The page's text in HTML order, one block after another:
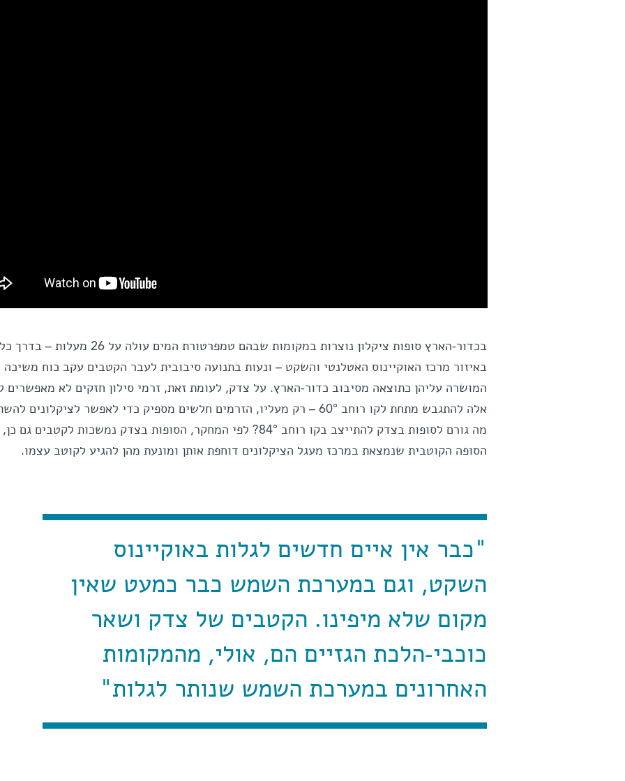
בכדור-הארץ סופות ציקלון נוצרות במקומות שבהם טמפרטורת המים עולה על 26 מעלות
באיזור מרכז האוקיינוס האטלנטי והשקט – ונעות בתנועה סיבובית לעבר הקטבים עקב כוח משיכה
המושרה עליהן כתוצאה מסיבוב כדור-הארץ. על צדק, לעומת זאת, זרמי סילון חזקים לא מאפשרים
אלה להתגבש מתחת לקו רוחב 60° – רק מעליו, הזרמים חלשים מספיק כדי לאפשר לציקלונים
מה גורם לסופות בצדק להתייצב בקו רוחב 84°? לפי המחקר, הסופות בצדק נמשכות לקטבים
הסופה הקוטבית שנמצאת במרכז מעגל הציקלונים דוחפת אותן ומונעת מהן להגיע לקוטב עצמו.
"כבר אין איים חדשים לגלות באוקיינוס
השקט, וגם במערכת השמש כבר כמעט שאין
מקום שלא מיפינו. הקטבים של צדק ושאר
כוכבי-הלכת הגזיים הם, אולי, מהמקומות
האחרונים במערכת השמש שנותר לגלות"